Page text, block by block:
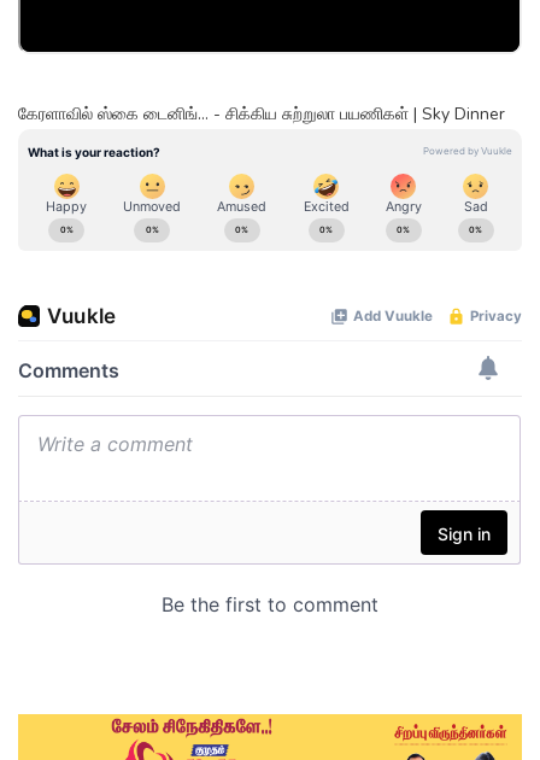
கேரளாவில் ஸ்கை டைனிங்... - சிக்கிய சுற்றுலா பயணிகள் | Sky Dinner